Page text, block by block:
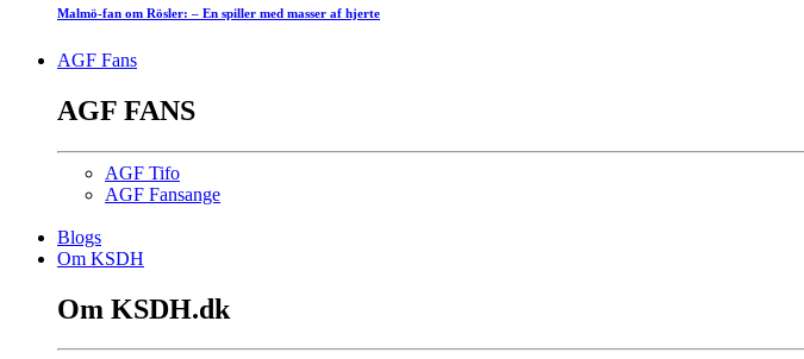
Malmö-fan om Rösler: – En spiller med masser af hjerte
AGF Fans
AGF FANS
AGF Tifo
AGF Fansange
Blogs
Om KSDH
Om KSDH.dk